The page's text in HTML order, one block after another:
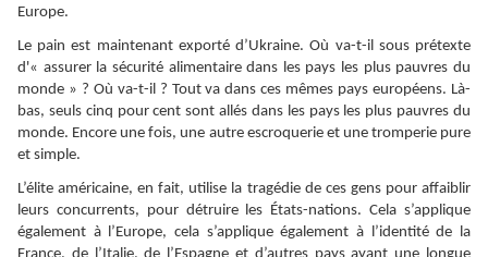
Europe.
Le pain est maintenant exporté d’Ukraine. Où va-t-il sous prétexte
d'« assurer la sécurité alimentaire dans les pays les plus pauvres du
monde » ? Où va-t-il ? Tout va dans ces mêmes pays européens. Là-
bas, seuls cinq pour cent sont allés dans les pays les plus pauvres du
monde. Encore une fois, une autre escroquerie et une tromperie pure
et simple.
L’élite américaine, en fait, utilise la tragédie de ces gens pour affaiblir
leurs concurrents, pour détruire les États-nations. Cela s’applique
également à l’Europe, cela s’applique également à l’identité de la